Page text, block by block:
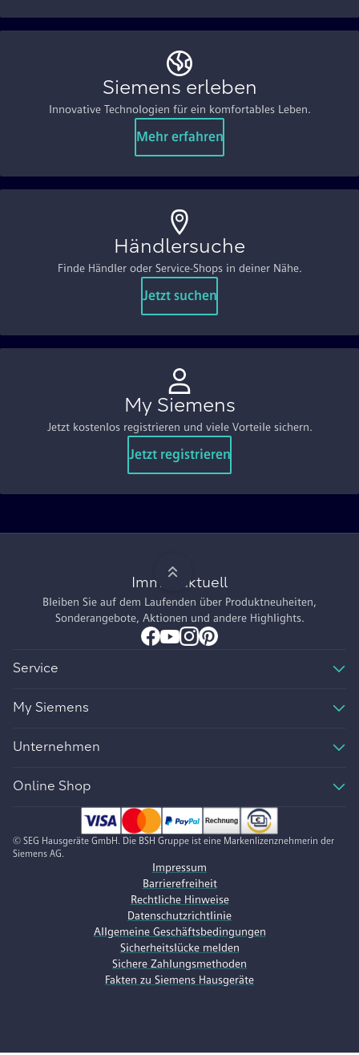
Siemens erleben
Innovative Technologien für ein komfortables Leben.
Mehr erfahren
Händlersuche
Finde Händler oder Service-Shops in deiner Nähe.
Jetzt suchen
My Siemens
Jetzt kostenlos registrieren und viele Vorteile sichern.
Jetzt registrieren
Immer aktuell
Bleiben Sie auf dem Laufenden über Produktneuheiten,
Sonderangebote, Aktionen und andere Highlights.
Service
My Siemens
Unternehmen
Online Shop
© SEG Hausgeräte GmbH. Die BSH Gruppe ist eine Markenlizenznehmerin der
Siemens AG.
Impressum
Barrierefreiheit
Rechtliche Hinweise
Datenschutzrichtlinie
Allgemeine Geschäftsbedingungen
Sicherheitslücke melden
Sichere Zahlungsmethoden
Fakten zu Siemens Hausgeräte